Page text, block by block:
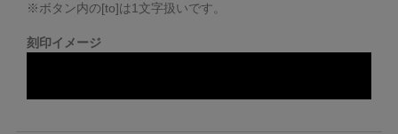
※ボタン内の[to]は1文字扱いです。
刻印イメージ